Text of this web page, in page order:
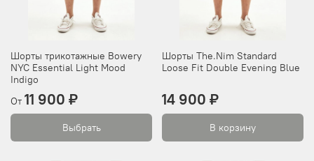
Шорты трикотажные Bowery
NYC Essential Light Mood
Indigo
От 11 900 ₽
Выбрать
Шорты The.Nim Standard
Loose Fit Double Evening Blue
14 900 ₽
В корзину